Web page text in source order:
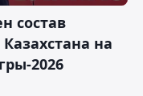
состав
на
2026